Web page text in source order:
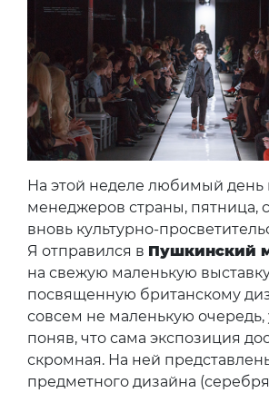
На этой неделе любимый день
менеджеров страны, пятница,
вновь культурно-
Я отправился в Пушкинский
на свежую маленькую
посвященную британскому
совсем не маленькую очередь,
поняв, что сама экспозиция
скромная. На ней
предметного дизайна